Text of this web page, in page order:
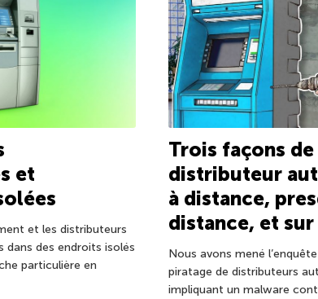
et
et les distributeurs
dans des endroits isolés
particulière en
Trois façons
distributeur
à distance,
distance, et
Nous avons mené
piratage de distributeurs
impliquant un malware